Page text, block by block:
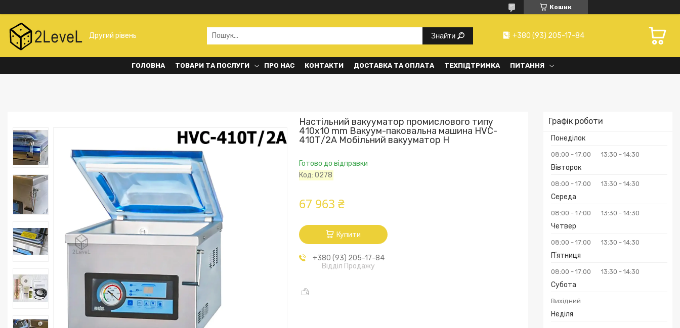
Кошик
Другий рівень Знайти +380 (93) 205-17-84
ГОЛОВНА ТОВАРИ ТА ПОСЛУГИ ПРО НАС КОНТАКТИ ДОСТАВКА ТА ОПЛАТА ТЕХПІДТРИМКА ПИТАННЯ
Графік роботи
Понеділок
08:00 17:00 13:30 14:30
Вівторок
08:00 17:00 13:30 14:30
Середа
08:00 17:00 13:30 14:30
Четвер
08:00 17:00 13:30 14:30
Пʼятниця
08:00 17:00 13:30 14:30
Субота
Вихідний
Неділя
Настільний вакууматор промислового типу
410х10 mm Вакуум-паковальна машина НVC-
410Т/2A Мобільний вакууматор H
Готово до відправки
Код:0278
67 963 ₴
Купити
+380 (93) 205-17-84
Відділ Продажу